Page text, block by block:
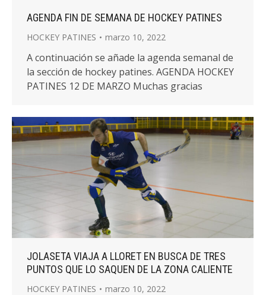
AGENDA FIN DE SEMANA DE HOCKEY PATINES
HOCKEY PATINES marzo 10, 2022
A continuación se añade la agenda semanal de
la sección de hockey patines. AGENDA HOCKEY
PATINES 12 DE MARZO Muchas gracias
JOLASETA VIAJA A LLORET EN BUSCA DE TRES
PUNTOS QUE LO SAQUEN DE LA ZONA CALIENTE
HOCKEY PATINES marzo 10, 2022